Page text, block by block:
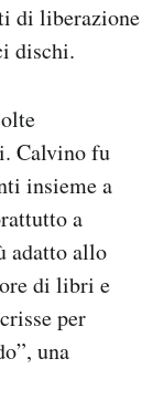
di liberazione
dischi.
Calvino fu
insieme a
a
adatto allo
di libri e
per
una